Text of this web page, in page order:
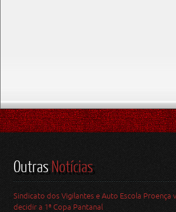
OutrasNotícias
Sindicato dos Vigilantes e Auto Escola Proença
decidir a 1ª Copa Pantanal